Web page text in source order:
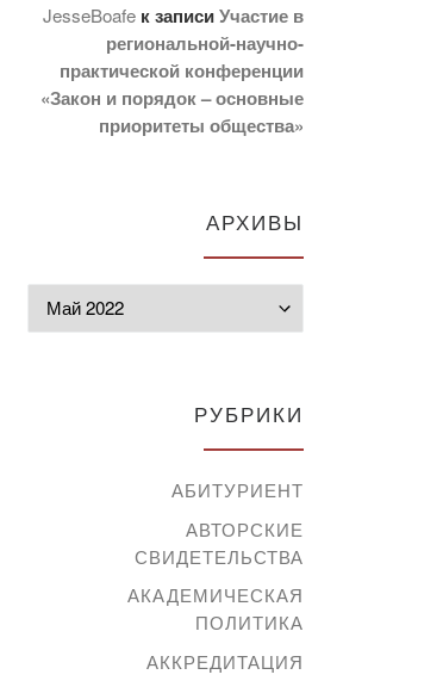
JesseBoafe к записиУчастие в
региональной-научно-
практической конференции
«Закон и порядок – основные
приоритеты общества»
АРХИВЫ
РУБРИКИ
АБИТУРИЕНТ
АВТОРСКИЕ
СВИДЕТЕЛЬСТВА
АКАДЕМИЧЕСКАЯ
ПОЛИТИКА
АККРЕДИТАЦИЯ